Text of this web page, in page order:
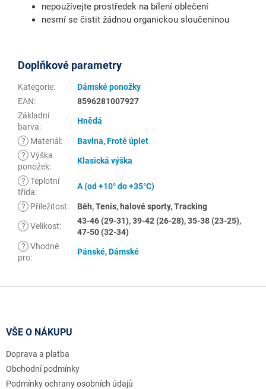
nepoužívejte prostředek na bílení oblečení
nesmí se čistit žádnou organickou sloučeninou
Doplňkové parametry
Kategorie:
Dámské ponožky
EAN:
8596281007927
Základní
barva:
Hnědá
? Materiál : Bavlna,Froté úplet
? Výška
ponožek:
Klasická výška
? Teplotní
třída:
A (od +10° do +35°C)
? Příležitost: Běh, Tenis, halové sporty, Tracking
? Velikost:
43-46 (29-31), 39-42 (26-28), 35-38 (23-25),
47-50 (32-34)
? Vhodné
pro:
Pánské,Dámské
VŠE O NÁKUPU
Doprava a platba
Obchodní podmínky
Podmínky ochrany osobních údajů